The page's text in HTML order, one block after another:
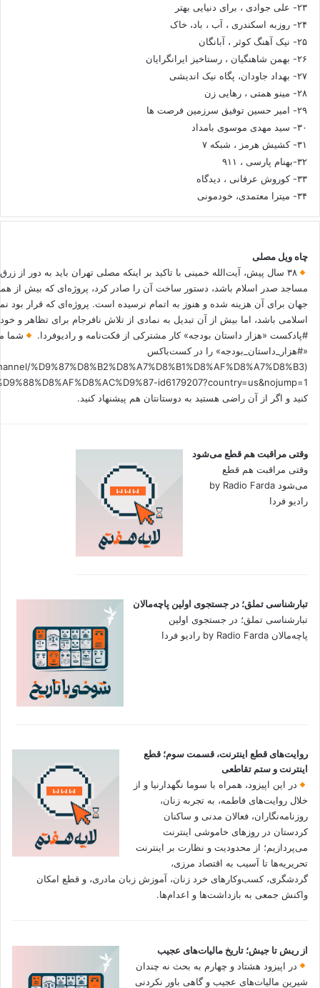
۲۳- علی جوادی ، برای دنیایی بهتر
۲۴- روزبه اسکندری ، آب ، باد، خاک
۲۵- نیک آهنگ کوثر ، آبانگان
۲۶- بهمن شاهنگیان ، رستاخیز ایرانگرایان
۲۷- بهداد جاودان، پگاه نیک اندیشی
۲۸- مینو همتی ، رهایی زن
۲۹- امیر حسین توفیق سرزمین فرصت ها
۳۰- سید مهدی موسوی بامداد
۳۱- کشیش هرمز ، شبکه ۷
۳۲-بهنام پارسی ، ۹۱۱
۳۳- کوروش عرفانی ، دیدگاه
۳۴- میترا معتمدی، خودمونی
چاه ویل مصلی
۳۸ سال پیش، آیت‌الله خمینی با تاکید بر اینکه مصلی تهران باید به دور از
مساجد صدر اسلام باشد، دستور ساخت آن را صادر کرد، پروژه‌ای که بیش از
جهان برای آن هزینه شده و هنوز به اتمام نرسیده است. پروژه‌ای که قرار بود
اسلامی باشد، اما بیش از آن تبدیل به نمادی از تلاش نافرجام برای تظاهر و
#پادکست «هزار داستان بودجه» کار مشترکی از فکت‌نامه و رادیوفردا.
شما
«#هزار_داستان_بودجه» را در کست‌باکس
%D9%87%D8%B2%D8%A7%D8%B1%D8%AF%D8%A7%D8%B3
کنید و اگر از آن راضی هستید به دوستانتان هم پیشنهاد کنید.
وقتی مراقبت هم قطع می‌شود
وقتی مراقبت هم قطع
می‌شود by Radio Farda
رادیو فردا
تبارشناسی تملق؛ در جستجوی اولین‌ پاچه‌مالان
تبارشناسی تملق؛ در جستجوی اولین‌
پاچه‌مالان by Radio Farda رادیو فردا
روایت‌های قطع اینترنت، قسمت سوم؛ قطع
اینترنت و ستم تقاطعی
در این اپیزود، همراه با سوما نگهدارنیا و از
خلال روایت‌های فاطمه، به تجربه زنان،
روزنامه‌نگاران، فعالان مدنی و ساکنان
کردستان در روزهای خاموشی اینترنت
می‌پردازیم؛ از محدودیت و نظارت بر اینترنت
تحریریه‌ها تا آسیب به اقتصاد مرزی،
گردشگری، کسب‌وکارهای خرد زنان، آموزش زبان مادری، و قطع امکان
واکنش جمعی به بازداشت‌ها و اعدام‌ها.
از ریش تا جیش؛ تاریخ مالیات‌های عجیب
در اپیزود هشتاد و چهارم به بحث نه چندان
شیرین مالیات‌های عجیب و گاهی باور نکردنی‌